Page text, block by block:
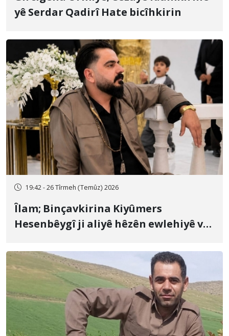
yê Serdar Qadirî Hate bicîhkirin
19:42 - 26 Tîrmeh (Temûz) 2026
Îlam; Binçavkirina Kiyûmers
Hesenbêygî ji aliyê hêzên ewlehiyê ve